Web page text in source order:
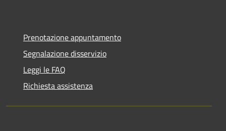
Prenotazione appuntamento
Segnalazione disservizio
Leggi le FAQ
Richiesta assistenza